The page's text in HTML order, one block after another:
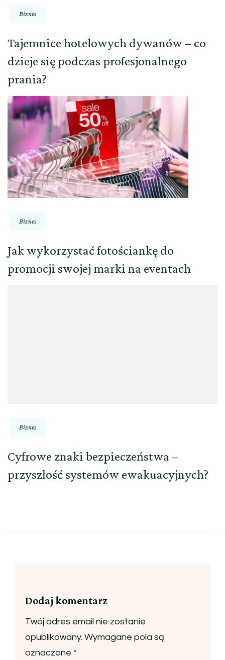
Biznes
Tajemnice hotelowych dywanów – co
dzieje się podczas profesjonalnego
prania?
Biznes
Jak wykorzystać fotościankę do
promocji swojej marki na eventach
Biznes
Cyfrowe znaki bezpieczeństwa –
przyszłość systemów ewakuacyjnych?
Dodaj komentarz
Twój adres email nie zostanie
opublikowany. Wymagane pola są
oznaczone *